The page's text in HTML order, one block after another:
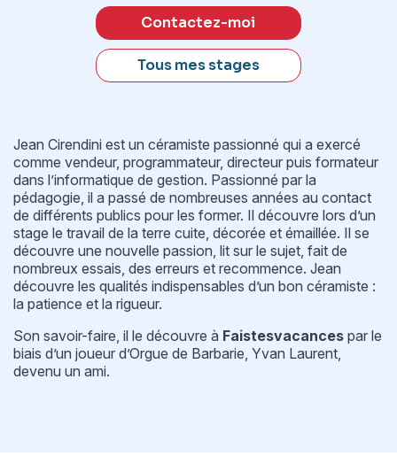
Contactez-moi
Tous mes stages
Jean Cirendini est un céramiste passionné qui a exercé
comme vendeur, programmateur, directeur puis formateur
dans l’informatique de gestion. Passionné par la
pédagogie, il a passé de nombreuses années au contact
de différents publics pour les former. Il découvre lors d’un
stage le travail de la terre cuite, décorée et émaillée. Il se
découvre une nouvelle passion, lit sur le sujet, fait de
nombreux essais, des erreurs et recommence. Jean
découvre les qualités indispensables d’un bon céramiste :
la patience et la rigueur.
Son savoir-faire, il le découvre à Faistesvacances par le
biais d’un joueur d’Orgue de Barbarie, Yvan Laurent,
devenu un ami.